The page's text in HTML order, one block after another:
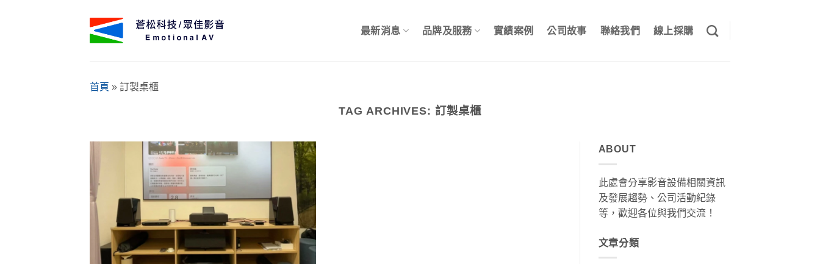
最新消息 品牌及服務 實績案例 公司故事 聯絡我們 線上採購
首頁 » 訂製桌櫃
TAG ARCHIVES:訂製桌櫃
ABOUT
此處會分享影音設備相關資訊
及發展趨勢、公司活動紀錄
等，歡迎各位與我們交流！
文章分類